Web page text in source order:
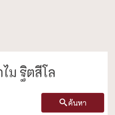
ม ฐิตสีโล
ค้นหา